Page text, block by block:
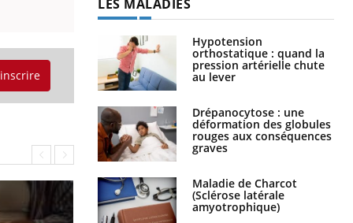
orthostatique : quand la
pression artérielle chute
au lever
déformation des globules
rouges aux conséquences
graves
(Sclérose latérale
amyotrophique)